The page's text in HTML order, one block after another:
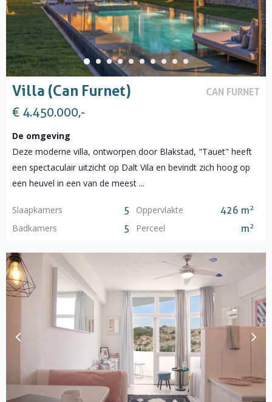
Villa (Can Furnet) CAN FURNET
€ 4.450.000,-
De omgeving
Deze moderne villa, ontworpen door Blakstad, "Tauet" heeft
een spectaculair uitzicht op Dalt Vila en bevindt zich hoog op
een heuvel in een van de meest ...
Slaapkamers 5 Oppervlakte 426 m2
Badkamers 5 Perceel m2